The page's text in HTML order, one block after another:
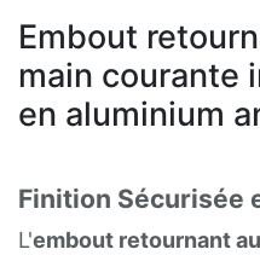
Embout
main courante
en aluminium
Finition Sécurisée
L'embout retournant